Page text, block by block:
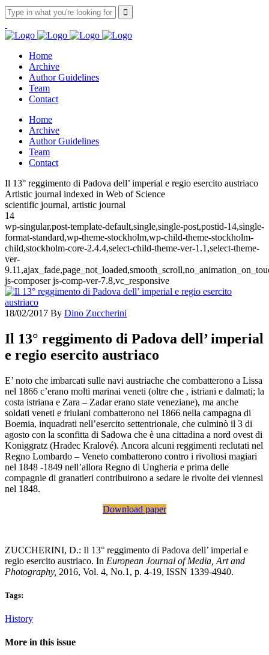
Home
Archive
Author Guidelines
Team
Contact
Home
Archive
Author Guidelines
Team
Contact
Il 13° reggimento di Padova dell’ imperial e regio esercito austriaco
Artistic journal indexed in Web of Science
scientific journal, artistic journal
14
wp-singular,post-template-default,single,single-post,postid-14,single-
format-standard,wp-theme-stockholm,wp-child-theme-stockholm-
child,stockholm-core-2.4.4,select-child-theme-ver-1.1,select-theme-
ver-
js-composer js-comp-ver-7.8,vc_responsive
18/02/2017 By Dino Zuccherini
Il 13° reggimento di Padova dell’ imperial
e regio esercito austriaco
E’ noto che imbarcati sulle navi austriache che combatterono a Lissa
nel 1866 c’erano molti marinai veneti (oltre che , istriani e dalmati; la
costa istriana e Zara – Zadar erano state veneziane), ma anche
soldati veneti e friulani combatterono nel 1866 nella campagna di
Boemia, inquadrati nell’esercito settentrionale, che culminò il 3 di
agosto con la sconfitta di Sadowa che è una cittadina a nord ovest di
Koniggratz (Hradec Kralové). Ancora alcuni reggimenti reclutati nel
Regno Lombardo – Veneto combatterono contro i rivoltosi magiari
nel 1848 -1849 nell’allora Regno di Ungheria e prima delle
compagnie di granatieri contribuirono a sedare le rivolte dei viennesi
nel 1848.
Download paper
ZUCCHERINI, D.: Il 13° reggimento di Padova dell’ imperial e
regio esercito austriaco. In European Journal of Media, Art and
Photography, 2016, Vol. 4, No.1, p. 4-19, ISSN 1339-4940.
Tags:
History
More in this issue